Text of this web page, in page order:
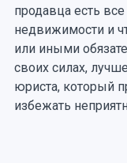
продавца есть
недвижимости и
или иными
своих силах,
юриста, который
избежать